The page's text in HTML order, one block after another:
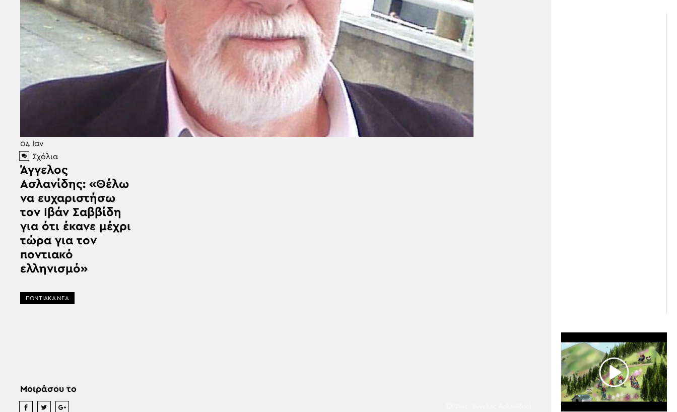
04 Ιαν
Σχόλια
Άγγελος
Ασλανίδης: «Θέλω
να ευχαριστήσω
τον Ιβάν Σαββίδη
για ότι έκανε μέχρι
τώρα για τον
ποντιακό
ελληνισμό»
ΠΟΝΤΙΑΚΑ ΝΕΑ
Μοιράσου το